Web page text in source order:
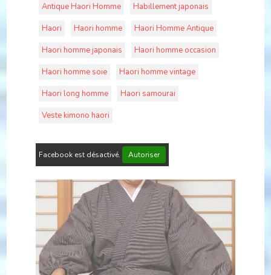
Antique Haori Homme
Habillement japonais
Haori
Haori homme
Haori Homme Antique
Haori homme japonais
Haori homme occasion
Haori homme soie
Haori homme vintage
Haori long homme
Haori samourai
Veste kimono haori
Facebook est désactivé. Autoriser